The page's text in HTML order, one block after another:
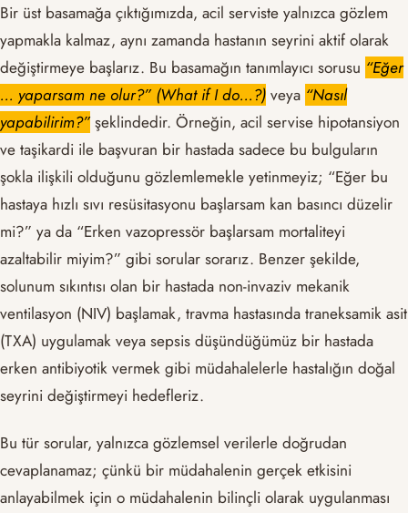
Bir üst basamağa çıktığımızda, acil serviste yalnızca gözlem
yapmakla kalmaz, aynı zamanda hastanın seyrini aktif olarak
değiştirmeye başlarız. Bu basamağın tanımlayıcı sorusu “Eğer
… yaparsam ne olur?” (What if I do…?) veya “Nasıl
yapabilirim?”şeklindedir. Örneğin, acil servise hipotansiyon
ve taşikardi ile başvuran bir hastada sadece bu bulguların
şokla ilişkili olduğunu gözlemlemekle yetinmeyiz; “Eğer bu
hastaya hızlı sıvı resüsitasyonu başlarsam kan basıncı düzelir
mi?” ya da “Erken vazopressör başlarsam mortaliteyi
azaltabilir miyim?” gibi sorular sorarız. Benzer şekilde,
solunum sıkıntısı olan bir hastada non-invaziv mekanik
ventilasyon (NIV) başlamak, travma hastasında traneksamik asit
(TXA) uygulamak veya sepsis düşündüğümüz bir hastada
erken antibiyotik vermek gibi müdahalelerle hastalığın doğal
seyrini değiştirmeyi hedefleriz.
Bu tür sorular, yalnızca gözlemsel verilerle doğrudan
cevaplanamaz; çünkü bir müdahalenin gerçek etkisini
anlayabilmek için o müdahalenin bilinçli olarak uygulanması